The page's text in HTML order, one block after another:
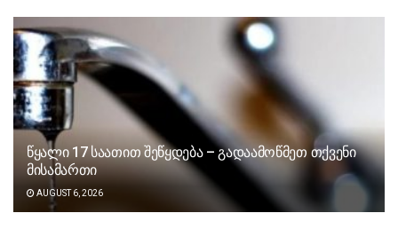
წყალი 17 საათით შეწყდება – გადაამოწმეთ თქვენი
მისამართი
AUGUST 6, 2026